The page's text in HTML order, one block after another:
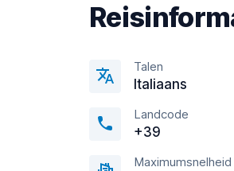
Talen
Italiaans
Landcode
+39